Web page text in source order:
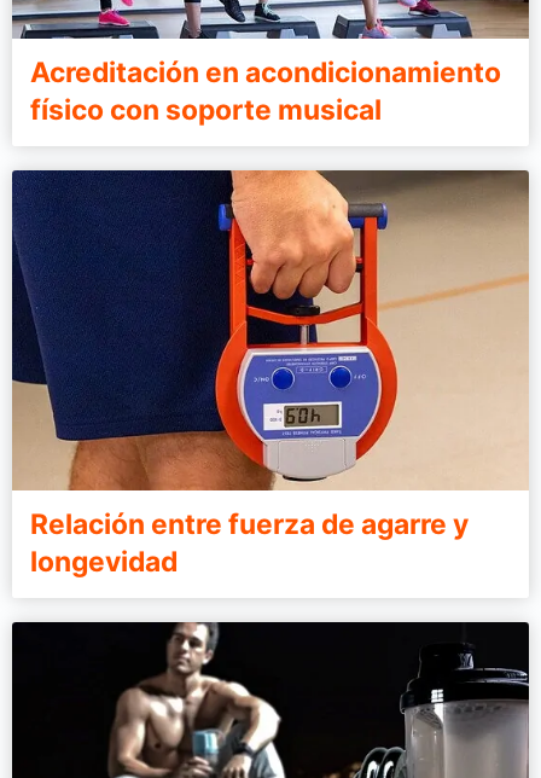
Acreditación en acondicionamiento
físico con soporte musical
Relación entre fuerza de agarre y
longevidad